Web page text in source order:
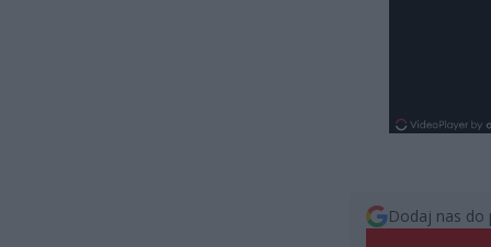
Dodaj nas do